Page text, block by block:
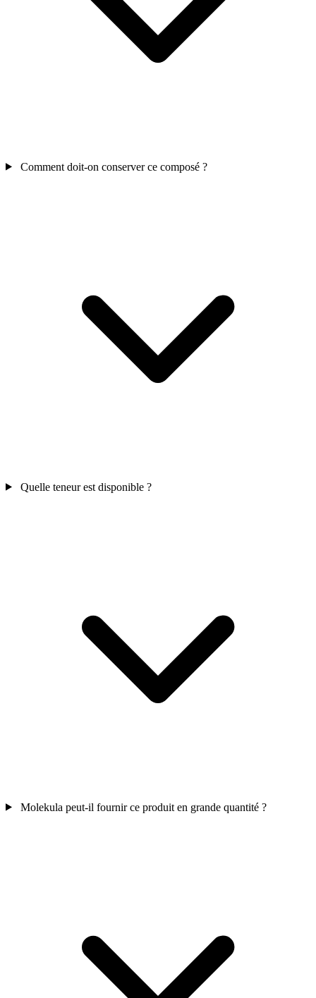
Comment doit-on conserver ce composé ?
Quelle teneur est disponible ?
Molekula peut-il fournir ce produit en grande quantité ?